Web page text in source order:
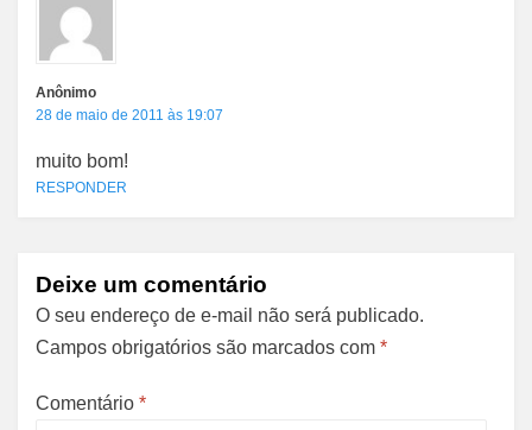
Anônimo
28 de maio de 2011 às 19:07
muito bom!
RESPONDER
Deixe um comentário
O seu endereço de e-mail não será publicado.
Campos obrigatórios são marcados com *
Comentário *